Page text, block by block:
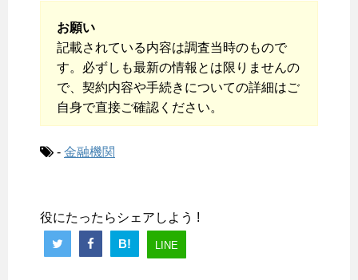
お願い
記載されている内容は調査当時のもので
す。必ずしも最新の情報とは限りませんの
で、契約内容や手続きについての詳細はご
自身で直接ご確認ください。
- 金融機関
役にたったらシェアしよう !
B!
LINE